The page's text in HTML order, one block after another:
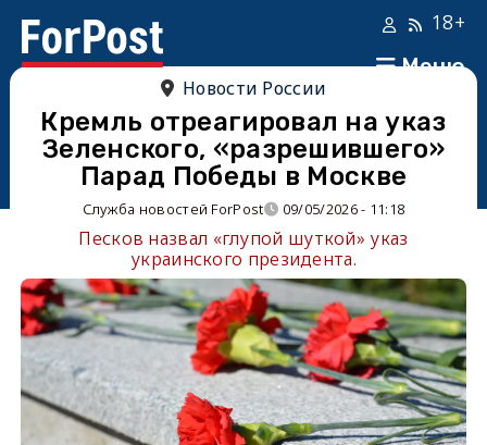
Меню
18+
Новости России
Кремль отреагировал на указ
Зеленского, «разрешившего»
Парад Победы в Москве
Служба новостей ForPost 09/05/2026 - 11:18
Песков назвал «глупой шуткой» указ
украинского президента.